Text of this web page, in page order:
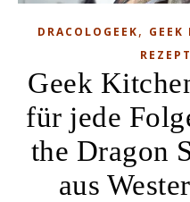
DRACOLOGEEK, GEEK
Geek
für jede
the Dragon
aus